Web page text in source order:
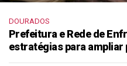
DOURADOS
Prefeitura e Rede de
estratégias para